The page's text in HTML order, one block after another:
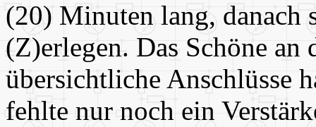
(20) Minuten lang, danach
(Z)erlegen. Das Schöne an
übersichtliche Anschlüsse
fehlte nur noch ein